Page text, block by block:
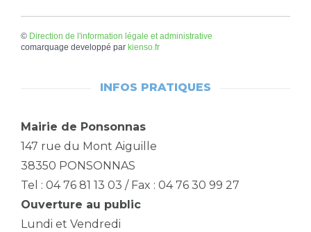
© Direction de l'information légale et administrative
comarquage developpé par kienso.fr
INFOS PRATIQUES
Mairie de Ponsonnas
147 rue du Mont Aiguille
38350 PONSONNAS
Tel : 04 76 81 13 03 / Fax : 04 76 30 99 27
Ouverture au public
Lundi et Vendredi